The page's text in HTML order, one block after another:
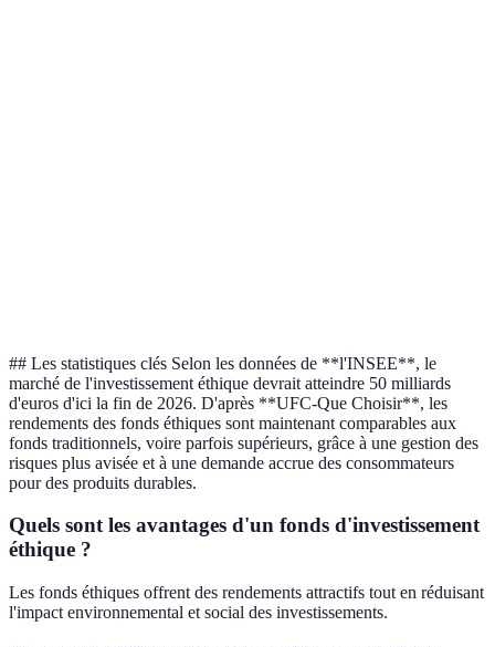
## Les statistiques clés Selon les données de **l'INSEE**, le
marché de l'investissement éthique devrait atteindre 50 milliards
d'euros d'ici la fin de 2026. D'après **UFC-Que Choisir**, les
rendements des fonds éthiques sont maintenant comparables aux
fonds traditionnels, voire parfois supérieurs, grâce à une gestion des
risques plus avisée et à une demande accrue des consommateurs
pour des produits durables.
Quels sont les avantages d'un fonds d'investissement
éthique ?
Les fonds éthiques offrent des rendements attractifs tout en réduisant
l'impact environnemental et social des investissements.